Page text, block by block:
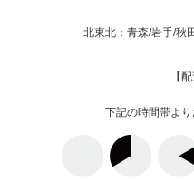
北東北：青森/岩手/
【
下記の時間帯より